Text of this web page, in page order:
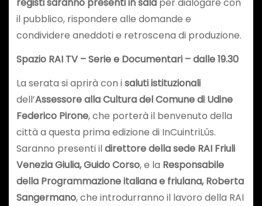
registi saranno presenti in salaper dialogare con
il pubblico, rispondere alle domande e
condividere aneddoti e retroscena di produzione.
Spazio RAI TV – Serie e Documentari – dalle 19.30
La serata si aprirà con isaluti istituzionali
dell’Assessore alla Cultura del Comune di Udine
Federico Pirone, che porterà il benvenuto della
città a questa prima edizione di InCuintriLûs.
Saranno presenti ildirettore della sede RAI Friuli
Venezia Giulia, Guido Corso, e la Responsabile
della Programmazione italiana e friulana, Roberta
Sangermano, che introdurranno il lavoro della RAI